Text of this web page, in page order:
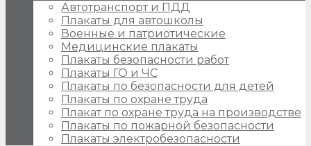
Автотранспорт и ПДД
Плакаты для автошколы
Военные и патриотические
Медицинские плакаты
Плакаты безопасности работ
Плакаты ГО и ЧС
Плакаты по безопасности для детей
Плакаты по охране труда
Плакат по охране труда на производстве
Плакаты по пожарной безопасности
Плакаты электробезопасности